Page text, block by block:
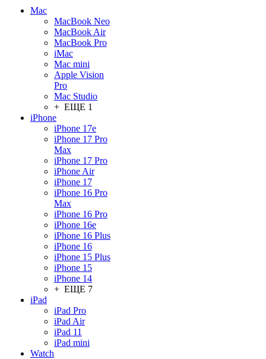
Mac
MacBook Neo
MacBook Air
MacBook Pro
iMac
Mac mini
Apple Vision
Pro
Mac Studio
+ ЕЩЕ 1
iPhone
iPhone 17e
iPhone 17 Pro
Max
iPhone 17 Pro
iPhone Air
iPhone 17
iPhone 16 Pro
Max
iPhone 16 Pro
iPhone 16e
iPhone 16 Plus
iPhone 16
iPhone 15 Plus
iPhone 15
iPhone 14
+ ЕЩЕ 7
iPad
iPad Pro
iPad Air
iPad 11
iPad mini
Watch